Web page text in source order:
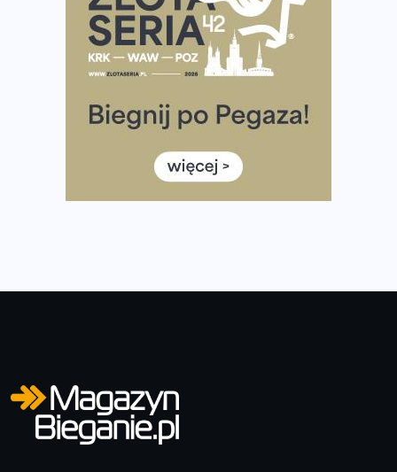
Co ma dużo białka? Produkty, które warto włączyć do
Rozbiegany Olsztyn szykuje się na weekend z
Już w tę sobotę 35. Bieg Powstania Warszawskiego.
Wystartuje rekordowa liczba uczestników
35. Bieg Powstania Warszawskiego – praktyczny
poradnik przed startem